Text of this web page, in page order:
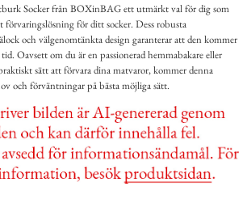
Socker från BOXinBAG ett utmärkt val för dig som
förvaringslösning för ditt socker. Dess robusta
och välgenomtänkta design garanterar att den kommer
Oavsett om du är en passionerad hemmabakare eller
sätt att förvara dina matvaror, kommer denna
och förväntningar på bästa möjliga sätt.